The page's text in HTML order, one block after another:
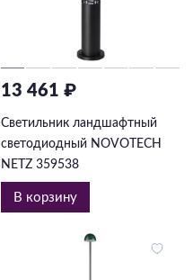
13 461 ₽
Светильник ландшафтный
светодиодный NOVOTECH
NETZ 359538
В корзину